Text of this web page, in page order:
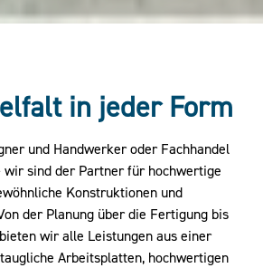
in jeder Form
und Handwerker oder Fachhandel
wir sind der Partner für hochwertige
Konstruktionen und
der Planung über die Fertigung bis
wir alle Leistungen aus einer
Arbeitsplatten, hochwertigen